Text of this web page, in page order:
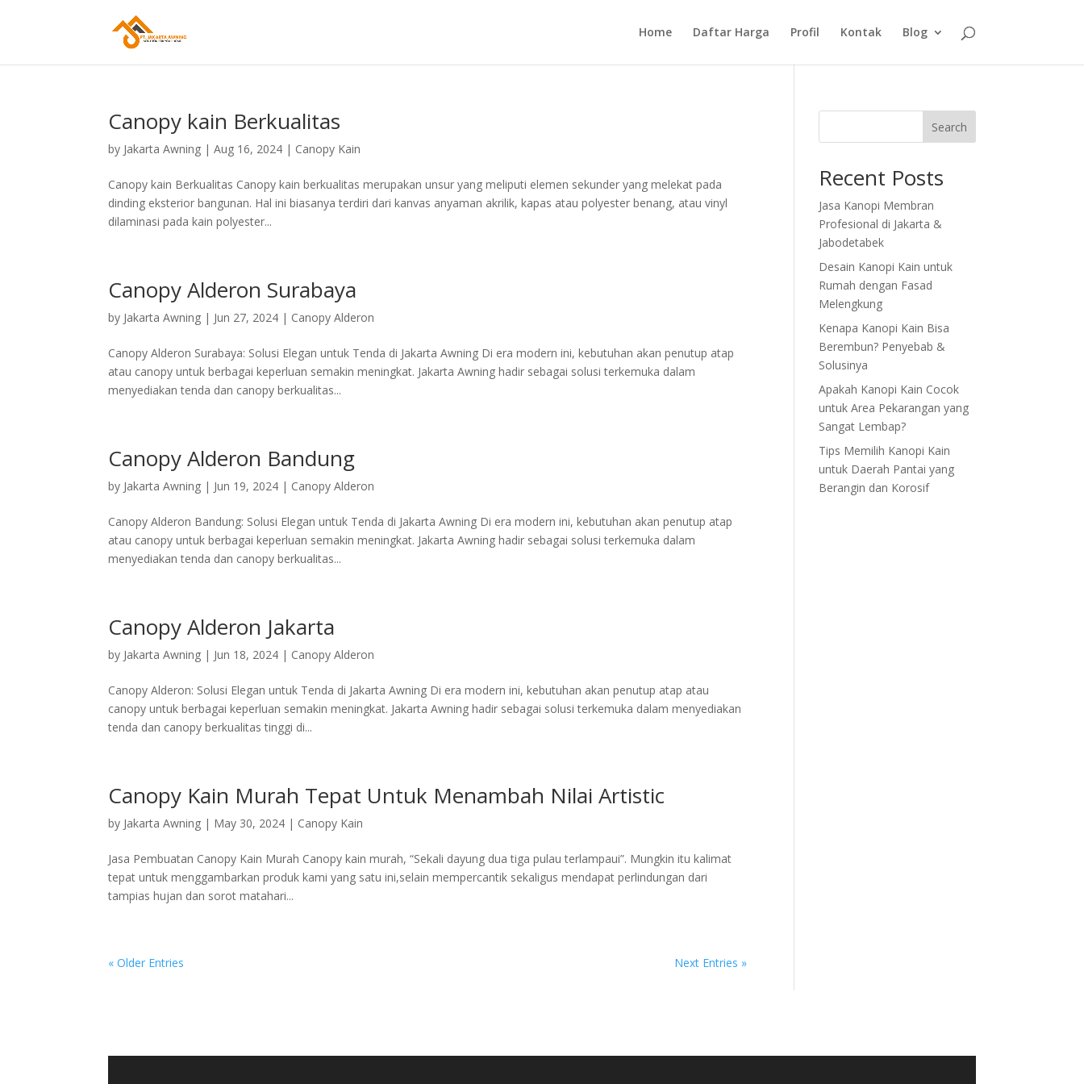
Home Daftar Harga Profil Kontak Blog
Canopy kain Berkualitas
by Jakarta Awning |Aug 16, 2024 | Canopy Kain
Canopy kain Berkualitas Canopy kain berkualitas merupakan unsur yang meliputi elemen sekunder yang melekat pada
dinding eksterior bangunan. Hal ini biasanya terdiri dari kanvas anyaman akrilik, kapas atau polyester benang, atau vinyl
dilaminasi pada kain polyester...
Canopy Alderon Surabaya
by Jakarta Awning | Jun 27, 2024 | Canopy Alderon
Canopy Alderon Surabaya: Solusi Elegan untuk Tenda di Jakarta Awning Di era modern ini, kebutuhan akan penutup atap
atau canopy untuk berbagai keperluan semakin meningkat. Jakarta Awning hadir sebagai solusi terkemuka dalam
menyediakan tenda dan canopy berkualitas...
Canopy Alderon Bandung
by Jakarta Awning | Jun 19, 2024 | Canopy Alderon
Canopy Alderon Bandung: Solusi Elegan untuk Tenda di Jakarta Awning Di era modern ini, kebutuhan akan penutup atap
atau canopy untuk berbagai keperluan semakin meningkat. Jakarta Awning hadir sebagai solusi terkemuka dalam
menyediakan tenda dan canopy berkualitas...
Canopy Alderon Jakarta
by Jakarta Awning | Jun 18, 2024 | Canopy Alderon
Canopy Alderon: Solusi Elegan untuk Tenda di Jakarta Awning Di era modern ini, kebutuhan akan penutup atap atau
canopy untuk berbagai keperluan semakin meningkat. Jakarta Awning hadir sebagai solusi terkemuka dalam menyediakan
tenda dan canopy berkualitas tinggi di...
Canopy Kain Murah Tepat Untuk Menambah Nilai Artistic
by Jakarta Awning | May 30, 2024 | Canopy Kain
Jasa Pembuatan Canopy Kain Murah Canopy kain murah, “Sekali dayung dua tiga pulau terlampaui”. Mungkin itu kalimat
tepat untuk menggambarkan produk kami yang satu ini,selain mempercantik sekaligus mendapat perlindungan dari
tampias hujan dan sorot matahari...
« Older Entries Next Entries »
Search
Recent Posts
Jasa Kanopi Membran
Profesional di Jakarta &
Jabodetabek
Desain Kanopi Kain untuk
Rumah dengan Fasad
Melengkung
Kenapa Kanopi Kain Bisa
Berembun? Penyebab &
Solusinya
Apakah Kanopi Kain Cocok
untuk Area Pekarangan yang
Sangat Lembap?
Tips Memilih Kanopi Kain
untuk Daerah Pantai yang
Berangin dan Korosif